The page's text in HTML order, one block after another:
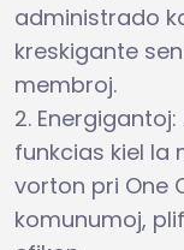
administrado
kreskigante
membroj.
2.
funkcias kiel la
vorton pri One
komunumoj,